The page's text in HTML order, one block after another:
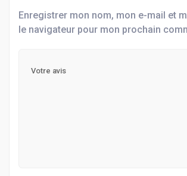
Enregistrer mon nom, mon e-mail et
le navigateur pour mon prochain